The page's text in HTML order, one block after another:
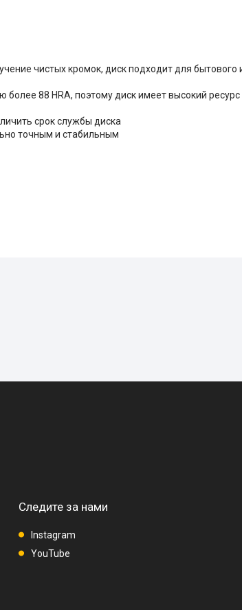
чистых кромок, диск подходит для бытового
88 HRA, поэтому диск имеет высокий ресурс
срок службы диска
точным и стабильным
Следите за нами
Instagram
YouTube